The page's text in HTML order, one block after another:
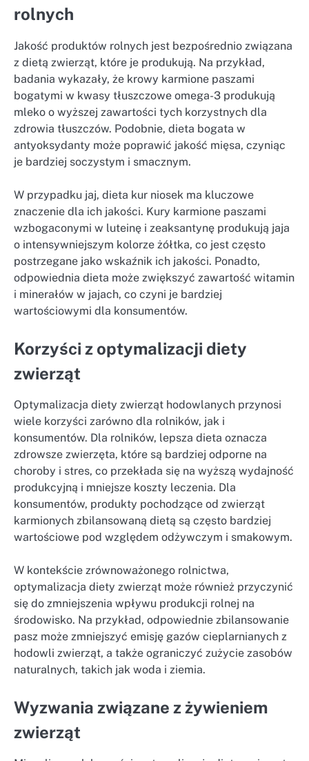
rolnych
Jakość produktów rolnych jest bezpośrednio związana
z dietą zwierząt, które je produkują. Na przykład,
badania wykazały, że krowy karmione paszami
bogatymi w kwasy tłuszczowe omega-3 produkują
mleko o wyższej zawartości tych korzystnych dla
zdrowia tłuszczów. Podobnie, dieta bogata w
antyoksydanty może poprawić jakość mięsa, czyniąc
je bardziej soczystym i smacznym.
W przypadku jaj, dieta kur niosek ma kluczowe
znaczenie dla ich jakości. Kury karmione paszami
wzbogaconymi w luteinę i zeaksantynę produkują jaja
o intensywniejszym kolorze żółtka, co jest często
postrzegane jako wskaźnik ich jakości. Ponadto,
odpowiednia dieta może zwiększyć zawartość witamin
i minerałów w jajach, co czyni je bardziej
wartościowymi dla konsumentów.
Korzyści z optymalizacji diety
zwierząt
Optymalizacja diety zwierząt hodowlanych przynosi
wiele korzyści zarówno dla rolników, jak i
konsumentów. Dla rolników, lepsza dieta oznacza
zdrowsze zwierzęta, które są bardziej odporne na
choroby i stres, co przekłada się na wyższą wydajność
produkcyjną i mniejsze koszty leczenia. Dla
konsumentów, produkty pochodzące od zwierząt
karmionych zbilansowaną dietą są często bardziej
wartościowe pod względem odżywczym i smakowym.
W kontekście zrównoważonego rolnictwa,
optymalizacja diety zwierząt może również przyczynić
się do zmniejszenia wpływu produkcji rolnej na
środowisko. Na przykład, odpowiednie zbilansowanie
pasz może zmniejszyć emisję gazów cieplarnianych z
hodowli zwierząt, a także ograniczyć zużycie zasobów
naturalnych, takich jak woda i ziemia.
Wyzwania związane z żywieniem
zwierząt